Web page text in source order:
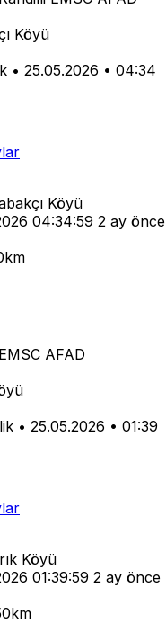
Köyü
• 25.05.2026 • 04:34
Köyü
04:34:59 2 ay önce
EMSC AFAD
• 25.05.2026 • 01:39
Köyü
01:39:59 2 ay önce